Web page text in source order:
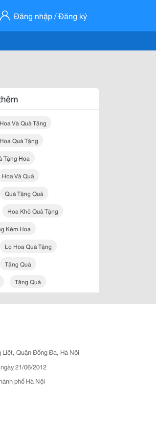
Đăng nhập / Đăng ký
Hoa Và Quà Tặng
Hoa Quà Tặng
Tặng Hoa
Hoa Và Quà
Quà Tặng Quà
Hoa Khô Quà Tặng
Kèm Hoa
Lọ Hoa Quà Tặng
Tặng Quà
Tặng Quà
Liệt, Quận Đống Đa, Hà Nội
21/06/2012
phố Hà Nội